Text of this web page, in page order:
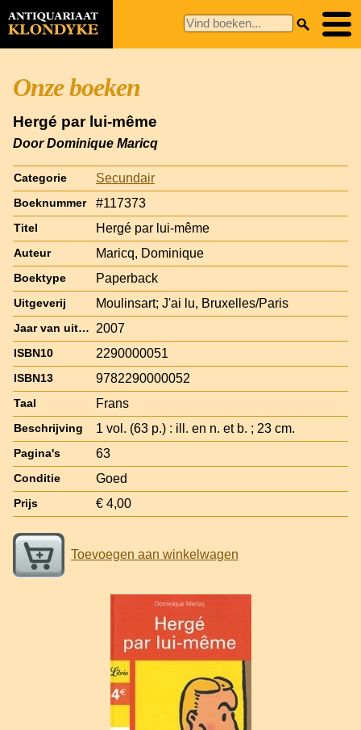
Onze boeken
Hergé par lui-même
Door Dominique Maricq
Categorie Secundair
Boeknummer #117373
Titel Hergé par lui-même
Auteur Maricq, Dominique
Boektype Paperback
Uitgeverij Moulinsart; J'ai lu, Bruxelles/Paris
Jaar van uitgave 2007
ISBN10 2290000051
ISBN13 9782290000052
Taal Frans
Beschrijving 1 vol. (63 p.) : ill. en n. et b. ; 23 cm.
Pagina's 63
Conditie Goed
Prijs € 4,00
Toevoegen aan winkelwagen